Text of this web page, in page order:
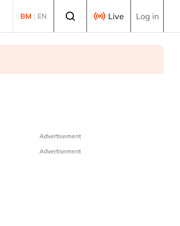
BM | EN Live Log in
Advertisement
Advertisement